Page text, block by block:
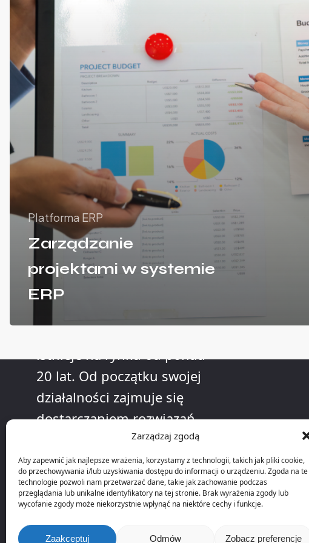
Zarządzaj zgodą
Aby zapewnić jak najlepsze wrażenia, korzystamy z technologii, takich jak pliki cookie,
do przechowywania i/lub uzyskiwania dostępu do informacji o urządzeniu. Zgoda na te
technologie pozwoli nam przetwarzać dane, takie jak zachowanie podczas
przeglądania lub unikalne identyfikatory na tej stronie. Brak wyrażenia zgody lub
wycofanie zgody może niekorzystnie wpłynąć na niektóre cechy i funkcje.
Zaakceptuj Odmów Zobacz preferencje
Platforma ERP
Zarządzanie
projektami w systemie
ERP
O nas
istnieje na rynku od ponad
20 lat. Od początku swojej
działalności zajmuje się
dostarczaniem rozwiązań
informatycznych dla
przedsiębiorstw
produkcyjnych.